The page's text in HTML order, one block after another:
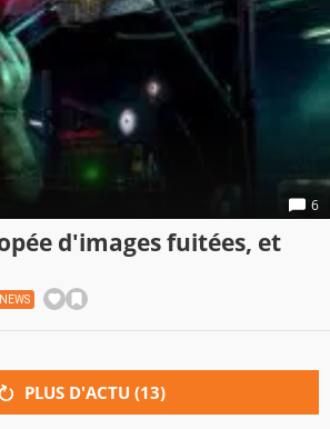
6
d'images fuitées, et
NEWS
PLUS D'ACTU (13)